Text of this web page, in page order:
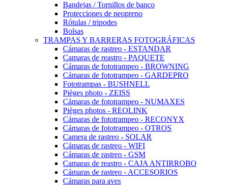
Bandejas / Tornillos de banco
Protecciones de neopreno
Rótulas / tripodes
Bolsas
TRAMPAS Y BARRERAS FOTOGRÁFICAS
Cámaras de rastreo - ESTANDAR
Camaras de reastro - PAQUETE
Cámaras de fototrampeo - BROWNING
Cámaras de fototrampeo - GARDEPRO
Fototrampas - BUSHNELL
Pièges photo - ZEISS
Cámaras de fototrampeo - NUMAXES
Pièges photos - REOLINK
Cámaras de fototrampeo - RECONYX
Cámaras de fototrampeo - OTROS
Camera de rastreo - SOLAR
Cámaras de rastreo - WIFI
Cámaras de rastreo - GSM
Camaras de reastro - CAJA ANTIRROBO
Cámaras de rastreo - ACCESORIOS
Cámaras para aves